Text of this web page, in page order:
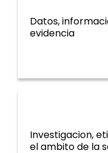
Datos,
evidencia
Sistemas de
Investigacion,
el ambito de la
Sistemas de